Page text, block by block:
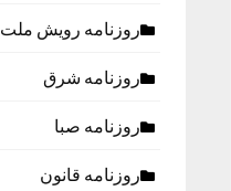
روزنامه رویش ملت
روزنامه شرق
روزنامه صبا
روزنامه قانون